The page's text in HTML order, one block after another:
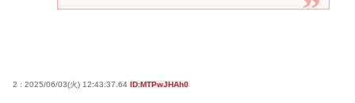
2 : 2025/06/03(火) 12:43:37.64 ID:MTPwJHAh0